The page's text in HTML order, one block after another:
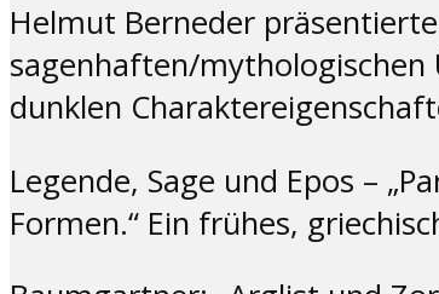
Helmut Berneder
sagenhaften/mythologischen
dunklen
Legende, Sage und Epos –
Formen.“ Ein frühes,